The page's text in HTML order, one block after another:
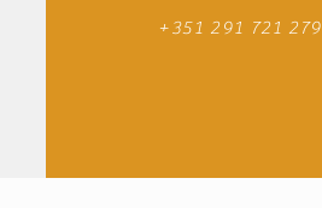
+351 291 721 279